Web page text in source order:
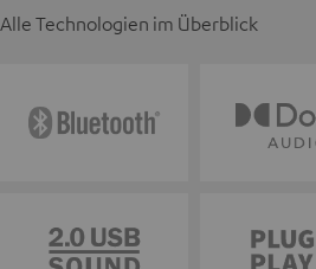
Alle Technologien im Überblick